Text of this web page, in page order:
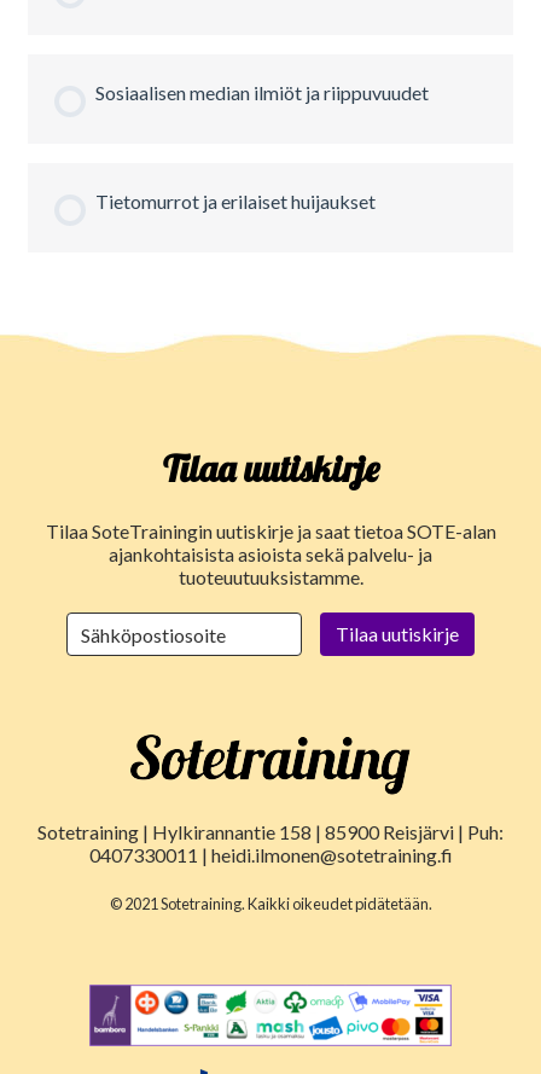
Sosiaalisen median ilmiöt ja riippuvuudet
Tietomurrot ja erilaiset huijaukset
Tilaa uutiskirje
Tilaa SoteTrainingin uutiskirje ja saat tietoa SOTE-alan
ajankohtaisista asioista sekä palvelu- ja
tuoteuutuuksistamme.
Sotetraining | Hylkirannantie 158 | 85900 Reisjärvi | Puh:
0407330011 | heidi.ilmonen@sotetraining.fi
© 2021 Sotetraining. Kaikki oikeudet pidätetään.